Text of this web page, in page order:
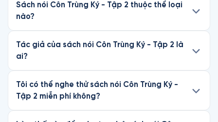
Sách nói Côn Trùng Ký - Tập 2 thuộc thể loại
nào?
Tác giả của sách nói Côn Trùng Ký - Tập 2 là
ai?
Tôi có thể nghe thử sách nói Côn Trùng Ký -
Tập 2 miễn phí không?